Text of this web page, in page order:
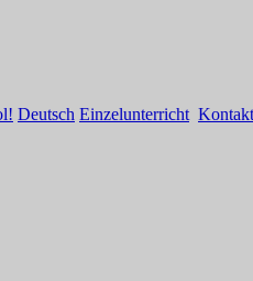
Deutsch Einzelunterricht Kontakt